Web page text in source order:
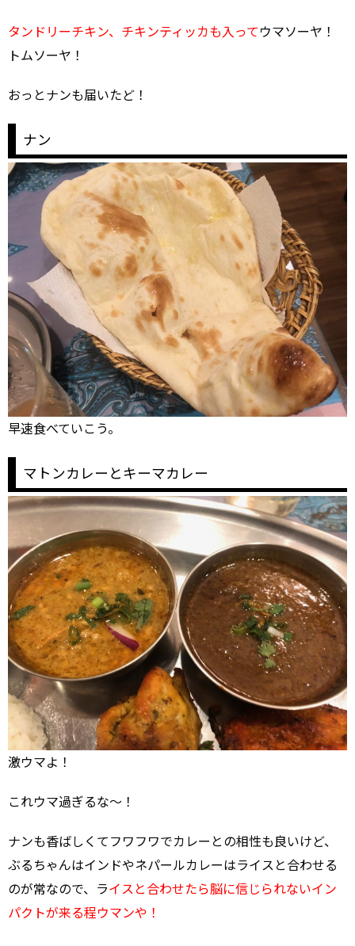
タンドリーチキン、チキンティッカも入って ウマソーヤ！
トムソーヤ！
おっとナンも届いたど！
ナン
早速食べていこう。
マトンカレーとキーマカレー
激ウマよ！
これウマ過ぎるな～！
ナンも香ばしくてフワフワでカレーとの相性も良いけど、
ぶるちゃんはインドやネパールカレーはライスと合わせる
のが常なので、ライスと合わせたら脳に信じられないイン
パクトが来る程ウマンや！